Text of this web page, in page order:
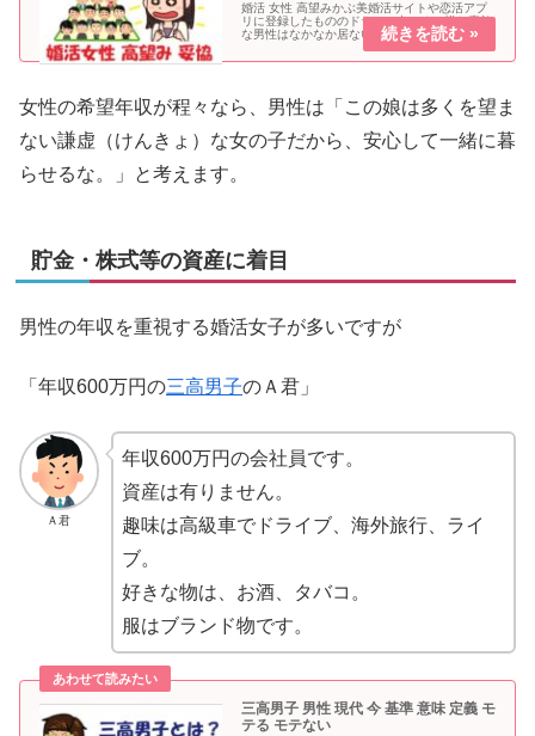
婚活 女性 高望みかぶ美婚活サイトや恋活アプ
リに登録したもののドラマに出てくる様な素敵
な男性はなかなか居ないですね。こん太高収
入、高身長、イケメンで趣味も価値観も全て合
う人なんて居ないと思うっス。典型的な婚活女
女性の希望年収が程々なら、男性は「この娘は多くを望ま
ない謙虚（けんきょ）な女の子だから、安心して一緒に暮
らせるな。」と考えます。
貯金・株式等の資産に着目
男性の年収を重視する婚活女子が多いですが
「年収600万円の三高男子のＡ君」
Ａ君
年収600万円の会社員です。
資産は有りません。
趣味は高級車でドライブ、海外旅行、ライ
ブ。
好きな物は、お酒、タバコ。
服はブランド物です。
三高男子 男性 現代 今 基準 意味 定義 モ
テる モテない